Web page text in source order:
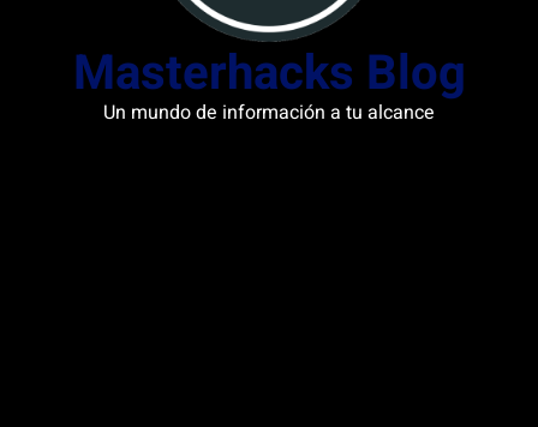
Masterhacks Blog
Un mundo de información a tu alcance